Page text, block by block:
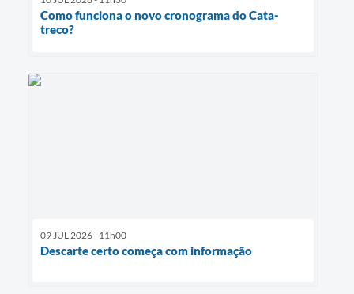
Como funciona o novo cronograma do Cata-
treco?
09 JUL 2026 - 11h00
Descarte certo começa com informação